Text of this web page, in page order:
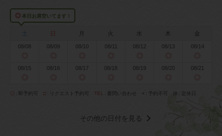
◎本日お席空いてます！
土 火 水 木 金
08/08
◎
08/09
◎
08/10
◎
08/11
◎
08/12
◎
08/13
◎
08/14
◎
08/15
◎
08/16
◎
08/17
◎
08/18
◎
08/19
◎
08/20
◎
08/21
◎
即予約可 □ リクエスト予約可 TEL 要問い合わせ × 予約不可 休 定休日
その他の日付を見る